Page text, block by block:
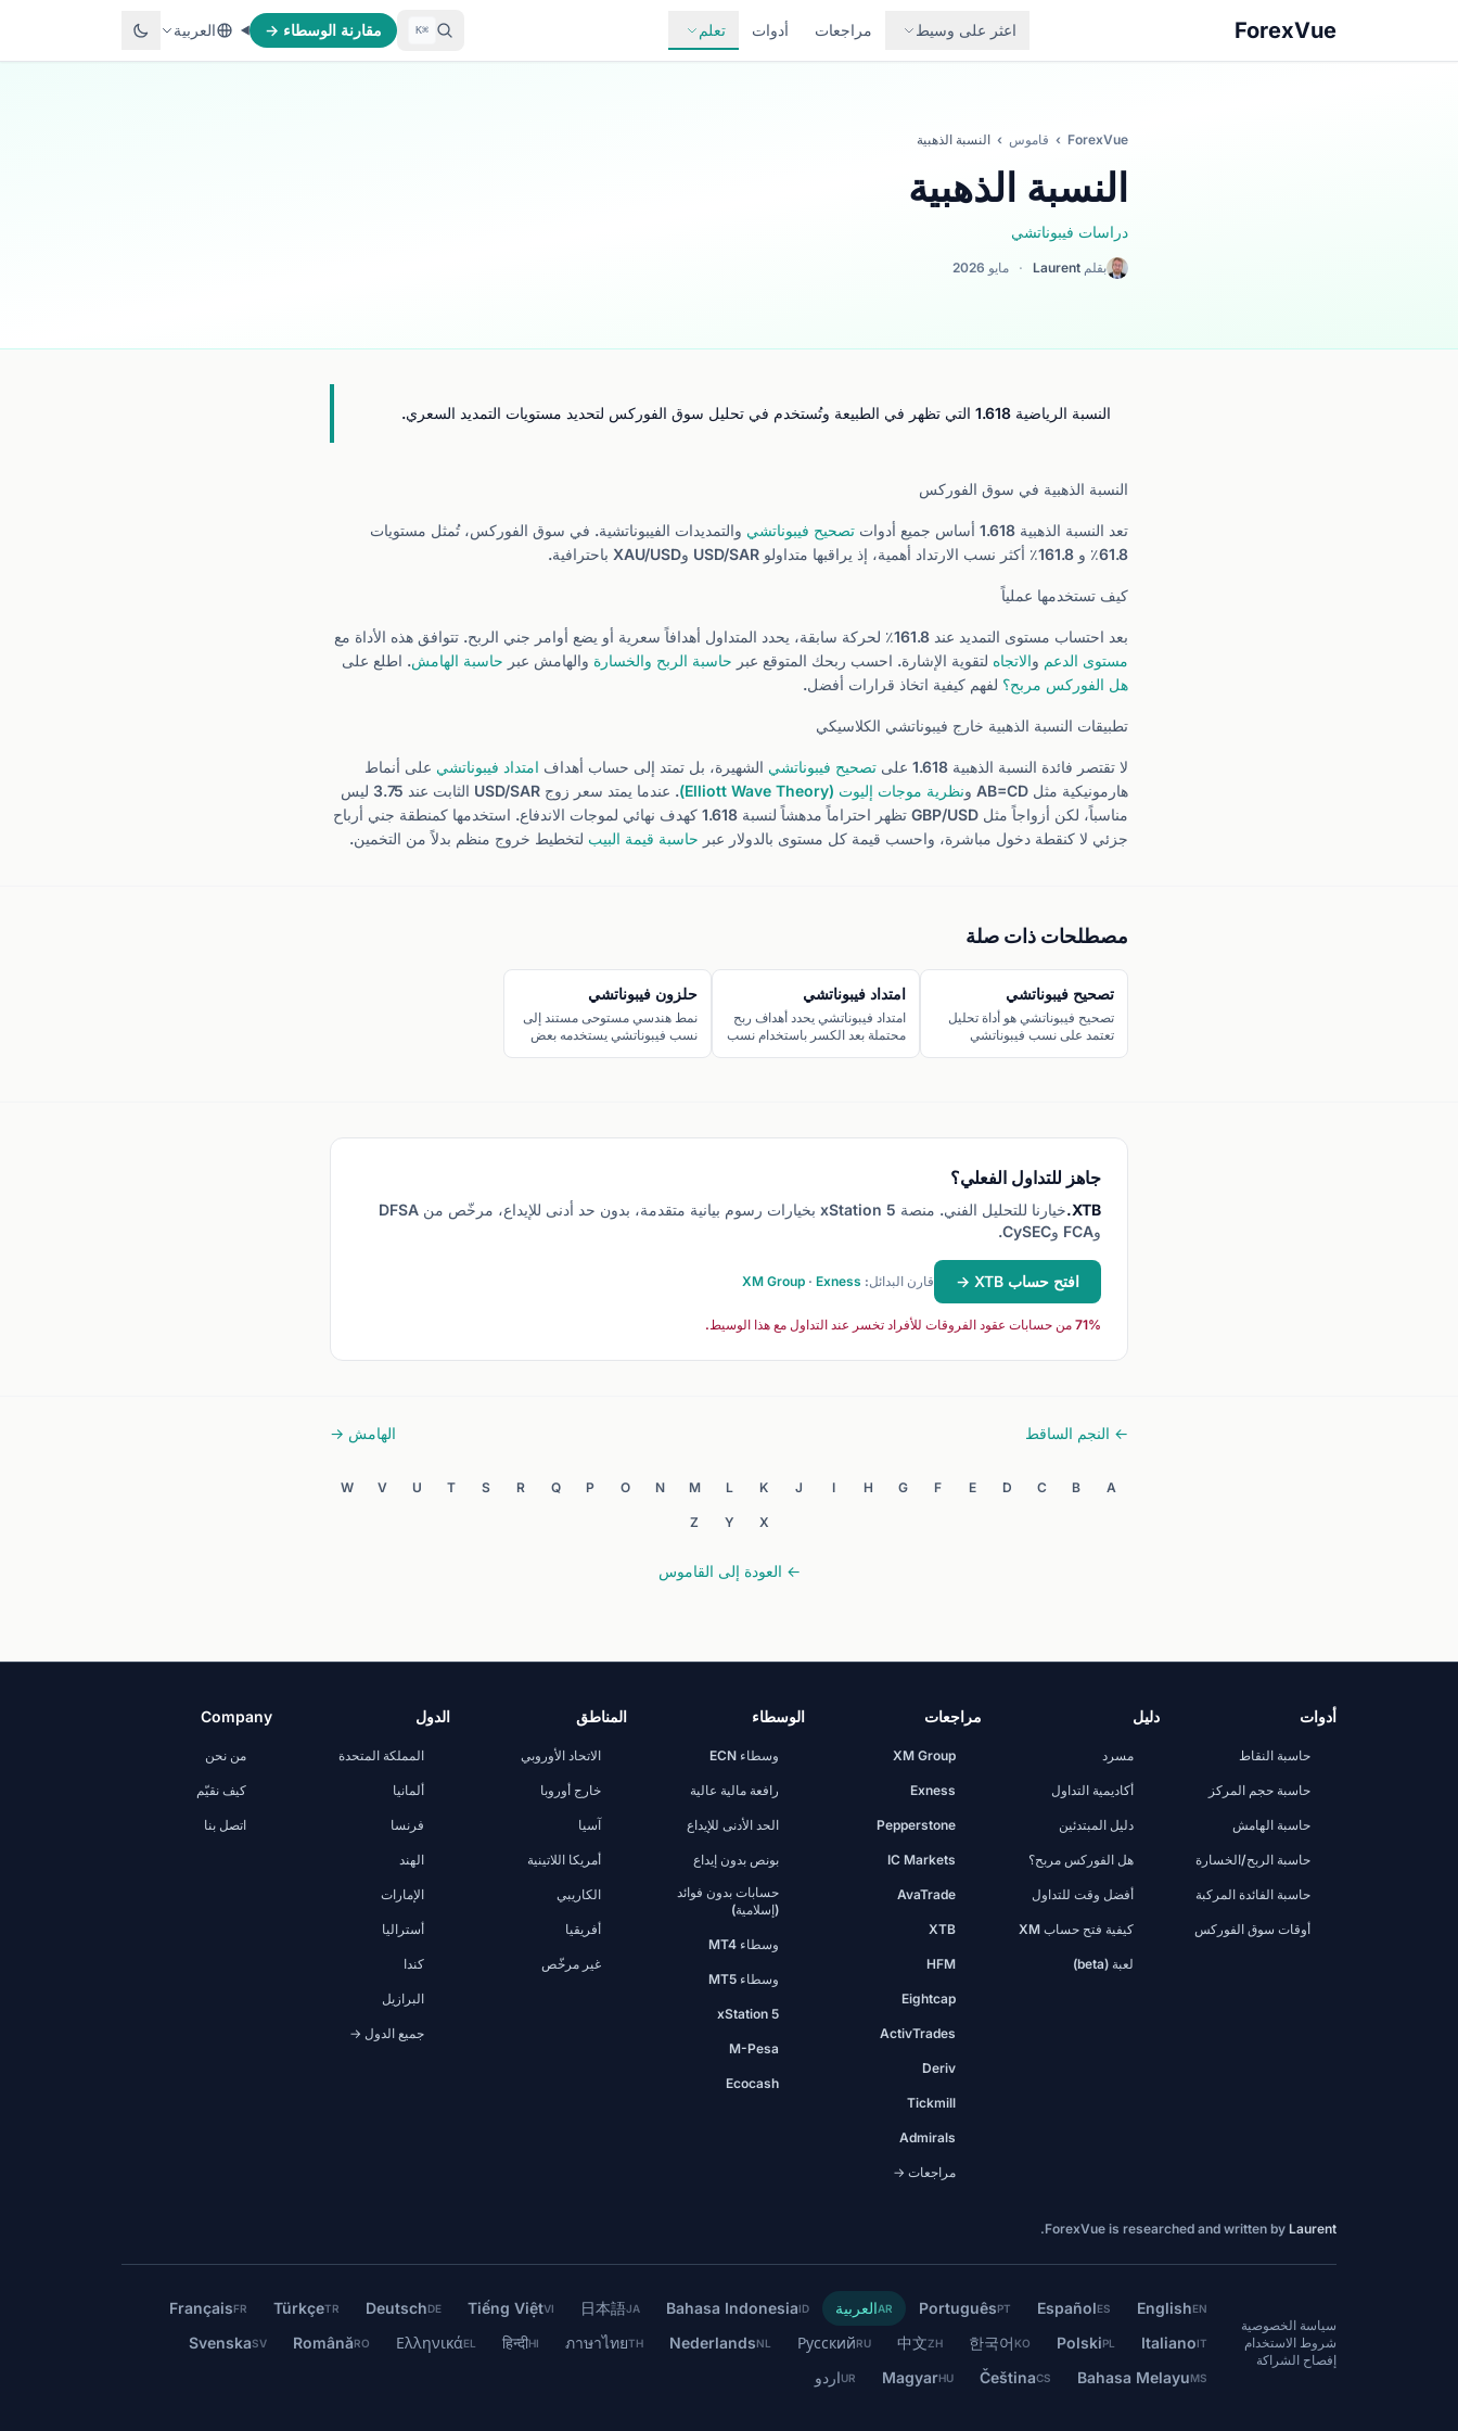
ForexVue اعثر على وسيط مراجعات أدوات تعلم ⌘K مقارنة الوسطاء → العربية
ForexVue
› قاموس › النسبة الذهبية
النسبة الذهبية
دراسات فيبوناتشي
بقلم Laurent
· مايو 2026
النسبة الرياضية 1.618 التي تظهر في الطبيعة وتُستخدم في تحليل سوق الفوركس لتحديد مستويات التمديد السعري.
النسبة الذهبية في سوق الفوركس
تعد النسبة الذهبية 1.618 أساس جميع أدوات تصحيح فيبوناتشي والتمديدات الفيبوناتشية. في سوق الفوركس، تُمثل مستويات
61.8٪ و 161.8٪ أكثر نسب الارتداد أهمية، إذ يراقبها متداولو USD/SAR وXAU/USD باحترافية.
كيف تستخدمها عملياً
بعد احتساب مستوى التمديد عند 161.8٪ لحركة سابقة، يحدد المتداول أهدافاً سعرية أو يضع أوامر جني الربح. تتوافق هذه الأداة مع
مستوى الدعم والاتجاه لتقوية الإشارة. احسب ربحك المتوقع عبر حاسبة الربح والخسارة والهامش عبر حاسبة الهامش. اطلع على
هل الفوركس مربح؟ لفهم كيفية اتخاذ قرارات أفضل.
تطبيقات النسبة الذهبية خارج فيبوناتشي الكلاسيكي
لا تقتصر فائدة النسبة الذهبية 1.618 على تصحيح فيبوناتشي الشهيرة، بل تمتد إلى حساب أهداف امتداد فيبوناتشي على أنماط
هارمونيكية مثل AB=CD و
نظرية موجات إليوت (Elliott Wave Theory)
. عندما يمتد سعر زوج USD/SAR الثابت عند 3.75 ليس
مناسباً، لكن أزواجاً مثل GBP/USD تظهر احتراماً مدهشاً لنسبة 1.618 كهدف نهائي لموجات الاندفاع. استخدمها كمنطقة جني أرباح
جزئي لا كنقطة دخول مباشرة، واحسب قيمة كل مستوى بالدولار عبر حاسبة قيمة البيب لتخطيط خروج منظم بدلاً من التخمين.
مصطلحات ذات صلة
تصحيح فيبوناتشي
تصحيح فيبوناتشي هو أداة تحليل
تعتمد على نسب فيبوناتشي
امتداد فيبوناتشي
امتداد فيبوناتشي يحدد أهداف ربح
محتملة بعد الكسر باستخدام نسب
حلزون فيبوناتشي
نمط هندسي مستوحى مستند إلى
نسب فيبوناتشي يستخدمه بعض
جاهز للتداول الفعلي؟
XTB.
خيارنا للتحليل الفني. منصة xStation 5 بخيارات رسوم بيانية متقدمة، بدون حد أدنى للإيداع، مرخّص من DFSA
وFCA وCySEC.
افتح حساب XTB → قارن البدائل: XM Group · Exness
71% من حسابات عقود الفروقات للأفراد تخسر عند التداول مع هذا الوسيط.
← النجم الساقط الهامش →
A
B
C
D
E
F
G
H
I
J
K
L
M
N
O
P
Q
R
S
T
U
V
W
X
Y
Z
← العودة إلى القاموس
أدوات
حاسبة النقاط
حاسبة حجم المركز
حاسبة الهامش
حاسبة الربح/الخسارة
حاسبة الفائدة المركبة
أوقات سوق الفوركس
دليل
مسرد
أكاديمية التداول
دليل المبتدئين
هل الفوركس مربح؟
أفضل وقت للتداول
كيفية فتح حساب XM
لعبة (beta)
مراجعات
XM Group
Exness
Pepperstone
IC Markets
AvaTrade
XTB
HFM
Eightcap
ActivTrades
Deriv
Tickmill
Admirals
مراجعات →
الوسطاء
وسطاء ECN
رافعة مالية عالية
الحد الأدنى للإيداع
بونص بدون إيداع
حسابات بدون فوائد
(إسلامية)
وسطاء MT4
وسطاء MT5
xStation 5
M-Pesa
Ecocash
المناطق
الاتحاد الأوروبي
خارج أوروبا
آسيا
أمريكا اللاتينية
الكاريبي
أفريقيا
غير مرخّص
الدول
المملكة المتحدة
ألمانيا
فرنسا
الهند
الإمارات
أستراليا
كندا
البرازيل
جميع الدول →
Company
من نحن
كيف نقيّم
اتصل بنا
ForexVue is researched and written by Laurent
.
سياسة الخصوصية
شروط الاستخدام
إفصاح الشراكة
EN
English
ES
Español
PT
Português
ARالعربية ID
Bahasa Indonesia
JA
日本語
VI
Tiếng Việt
DE
Deutsch
TR
Türkçe
FR
Français
IT
Italiano
PL
Polski
KO
한국어
ZH
中文
RU
Русский
NL
Nederlands
TH
ภาษาไทย
HI
हिन्दी
EL
Ελληνικά
RO
Română
SV
Svenska
MS
Bahasa Melayu
CS
Čeština
HU
Magyar
URاردو